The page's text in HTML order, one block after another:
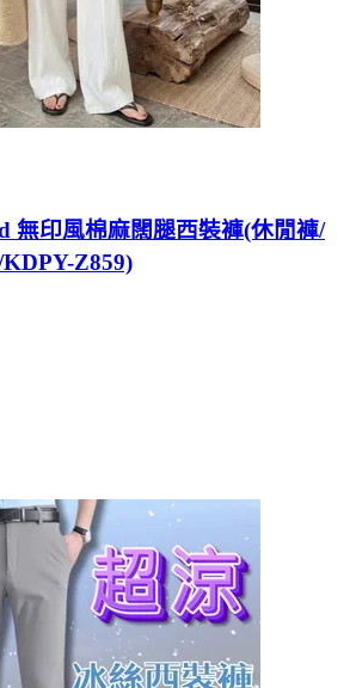
無印風棉麻闊腿西裝褲(休閒褲/
Z859)